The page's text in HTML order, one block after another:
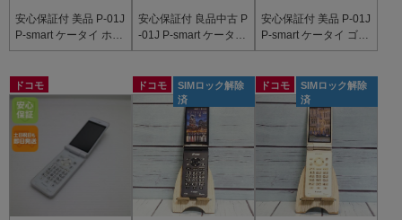
安心保証付 美品 P-01J
P-smart ケータイ ホワ
イト 中古本体
安心保証付 良品中古 P
-01J P-smart ケータイ
ブラック 中古本体
安心保証付 美品 P-01J
P-smart ケータイ ゴー
ルド 中古本体
ドコモ ドコモ
SIMロック解除
済
ドコモ
SIMロック解除
済